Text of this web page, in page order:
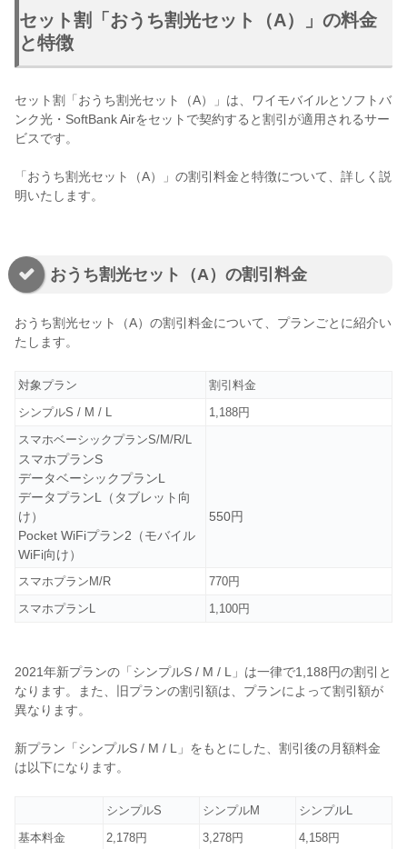
セット割「おうち割光セット（A）」の料金
と特徴
セット割「おうち割光セット（A）」は、ワイモバイルとソフトバ
ンク光・SoftBank Airをセットで契約すると割引が適用されるサー
ビスです。
「おうち割光セット（A）」の割引料金と特徴について、詳しく説
明いたします。
おうち割光セット（A）の割引料金
おうち割光セット（A）の割引料金について、プランごとに紹介い
たします。
対象プラン
割引料金
シンプルS / M / L
1,188円
スマホベーシックプランS/M/R/L
スマホプランS
データベーシックプランL
データプランL（タブレット向
け）
Pocket WiFiプラン2（モバイル
WiFi向け）
550円
スマホプランM/R
770円
スマホプランL
1,100円
2021年新プランの「シンプルS / M / L」は一律で1,188円の割引と
なります。また、旧プランの割引額は、プランによって割引額が
異なります。
新プラン「シンプルS / M / L」をもとにした、割引後の月額料金
は以下になります。
シンプルS シンプルM
シンプルL
基本料金
2,178円 3,278円
4,158円